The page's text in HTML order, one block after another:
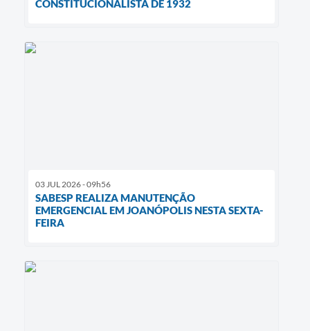
CONSTITUCIONALISTA DE 1932
03 JUL 2026 - 09h56
SABESP REALIZA MANUTENÇÃO
EMERGENCIAL EM JOANÓPOLIS NESTA SEXTA-
FEIRA